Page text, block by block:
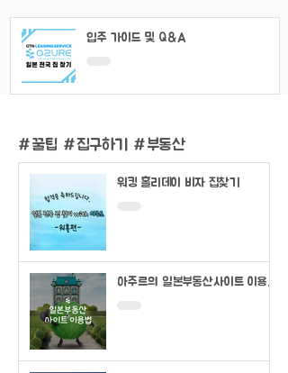
입주 가이드 및 Q&A
#꿀팁 #집구하기 #부동산
워킹 홀리데이 비자 집찾기
아주르의 일본부동산사이트 이용법